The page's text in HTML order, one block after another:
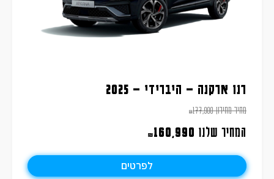
רנו ארקנה – היברידי – 2025
מחיר מחירון ₪177,900
המחיר שלנו ₪160,990
לפרטים